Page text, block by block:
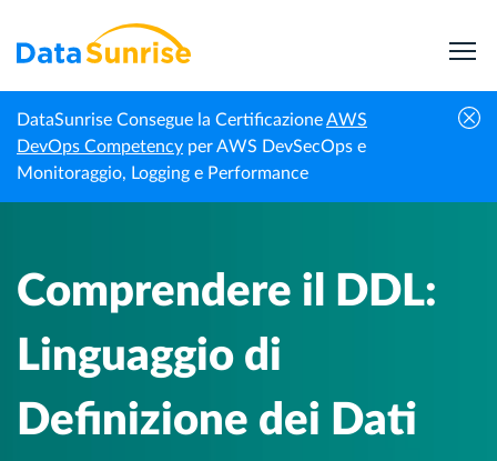
DataSunrise Consegue la CertificazioneAWS
DevOps Competency per AWS DevSecOps e
Monitoraggio, Logging e Performance
Homepage
Centro di
Conoscenza
Comprendere il DDL: Linguaggio di
Definizione dei Dati nei database SQL
Comprendere il DDL:
Linguaggio di
Definizione dei Dati